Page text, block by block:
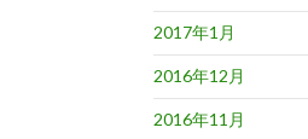
2017年1月
2016年12月
2016年11月